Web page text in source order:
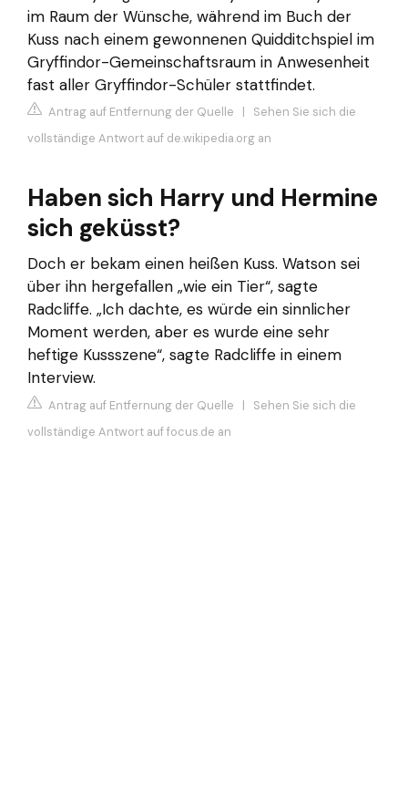
im Raum der Wünsche, während im Buch der
Kuss nach einem gewonnenen Quidditchspiel im
Gryffindor-Gemeinschaftsraum in Anwesenheit
fast aller Gryffindor-Schüler stattfindet.
Antrag auf Entfernung der Quelle | Sehen Sie sich die
vollständige Antwort auf de.wikipedia.org an
Haben sich Harry und Hermine
sich geküsst?
Doch er bekam einen heißen Kuss. Watson sei
über ihn hergefallen „wie ein Tier“, sagte
Radcliffe. „Ich dachte, es würde ein sinnlicher
Moment werden, aber es wurde eine sehr
heftige Kussszene“, sagte Radcliffe in einem
Interview.
Antrag auf Entfernung der Quelle | Sehen Sie sich die
vollständige Antwort auf focus.de an